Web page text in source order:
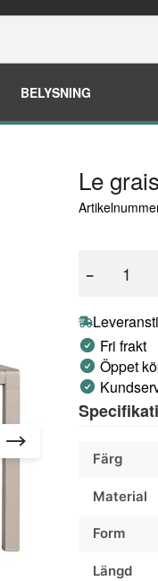
BELYSNING
Le
−
Fri frakt
Öppet
Färg
Material
Form
Längd